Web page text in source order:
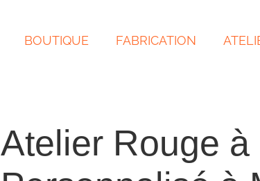
BOUTIQUE FABRICATION
Atelier Rouge